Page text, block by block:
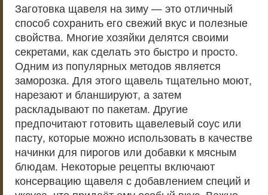
Заготовка щавеля на зиму — это отличный
способ сохранить его свежий вкус и полезные
свойства. Многие хозяйки делятся своими
секретами, как сделать это быстро и просто.
Одним из популярных методов является
заморозка. Для этого щавель тщательно моют,
нарезают и бланшируют, а затем
раскладывают по пакетам. Другие
предпочитают готовить щавелевый соус или
пасту, которые можно использовать в качестве
начинки для пирогов или добавки к мясным
блюдам. Некоторые рецепты включают
консервацию щавеля с добавлением специй и